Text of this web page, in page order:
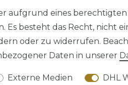
AGB
aufgrund eines berechtigten
besteht das Recht, nicht
oder zu widerrufen.
Daten in unserer
Externe Medien DHL